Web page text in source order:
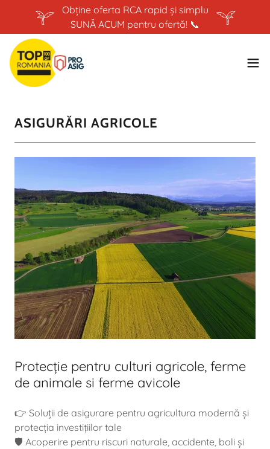
Obține oferta RCA rapid și simplu
SUNĂ ACUM pentru ofertă! 📞
ASIGURĂRI AGRICOLE
Protecție pentru culturi agricole, ferme
de animale si ferme avicole
👉 Soluții de asigurare pentru agricultura modernă și
protecția investițiilor tale
🛡️ Acoperire pentru riscuri naturale, accidente, boli și